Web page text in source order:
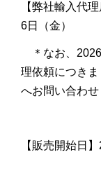
【弊社輸入代
6日（金）
＊なお、
理依頼につき
へお問い合わせ
【販売開始日